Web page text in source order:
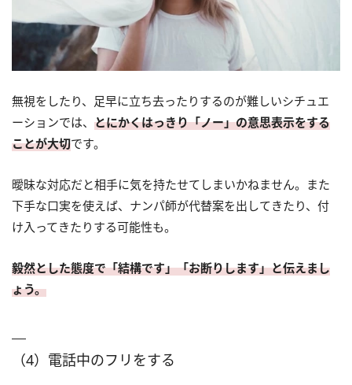
無視をしたり、足早に立ち去ったりするのが難しいシチュエ
ーションでは、 とにかくはっきり「ノー」の意思表示をする
ことが大切です。
曖昧な対応だと相手に気を持たせてしまいかねません。また
下手な口実を使えば、ナンパ師が代替案を出してきたり、付
け入ってきたりする可能性も。
毅然とした態度で「結構です」「お断りします」と伝えまし
ょう。
（4）電話中のフリをする